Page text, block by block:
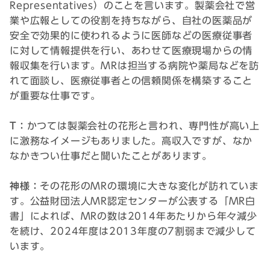
Representatives）のことを言います。製薬会社で営
業や広報としての役割を持ちながら、自社の医薬品が
安全で効果的に使われるように医師などの医療従事者
に対して情報提供を行い、あわせて医療現場からの情
報収集を行います。MRは担当する病院や薬局などを訪
れて面談し、医療従事者との信頼関係を構築すること
が重要な仕事です。
T： かつては製薬会社の花形と言われ、専門性が高い上
に激務なイメージもありました。高収入ですが、なか
なかきつい仕事だと聞いたことがあります。
神様： その花形のMRの環境に大きな変化が訪れていま
す。公益財団法人MR認定センターが公表する「MR白
書」によれば、MRの数は2014年あたりから年々減少
を続け、2024年度は2013年度の7割弱まで減少して
います。